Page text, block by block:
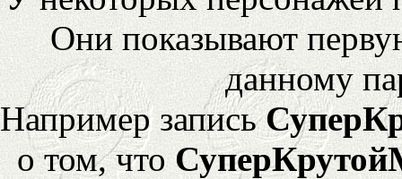
Они показывают
данному
Например запись
о том, что